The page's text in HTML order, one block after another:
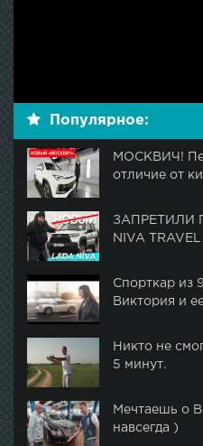
Популярное:
МОСКВИЧ!
отличие от
ЗАПРЕТИЛИ
NIVA TRAVEL
Спорткар из
Виктория и
Никто не
5 минут.
Мечтаешь о
навсегда )